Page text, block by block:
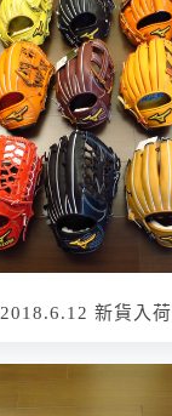
2018.6.12 新貨入荷